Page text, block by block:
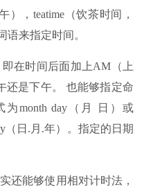
），teatime（饮茶时间，
语来指定时间。
在时间后面加上AM（上
还是下午。 也能够指定命
month day（月 日）或
（日.月.年）。指定的日期
还能够使用相对计时法，